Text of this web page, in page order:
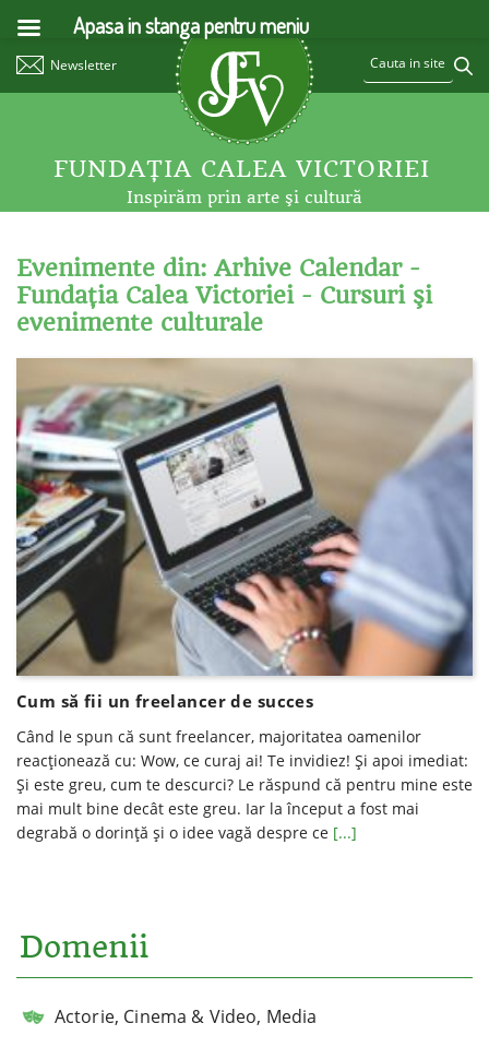
Newsletter
FUNDAŢIA CALEA VICTORIEI
Inspirăm prin arte şi cultură
Evenimente din: Arhive Calendar -
Fundaţia Calea Victoriei - Cursuri şi
evenimente culturale
Cum să fii un freelancer de succes
Când le spun că sunt freelancer, majoritatea oamenilor
reacționează cu: Wow, ce curaj ai! Te invidiez! Și apoi imediat:
Și este greu, cum te descurci? Le răspund că pentru mine este
mai mult bine decât este greu. Iar la început a fost mai
degrabă o dorință și o idee vagă despre ce [...]
Domenii
Actorie, Cinema & Video, Media
Apasa in stanga pentru meniu